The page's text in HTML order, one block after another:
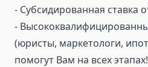
- Субсидированная ставка
-
(юристы, маркетологи,
помогут Вам на всех этапах!